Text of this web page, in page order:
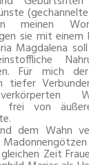
meinen
sie mit einem
Magdalena
Für mich
tiefer
frei von
dem Wahn
Zeit